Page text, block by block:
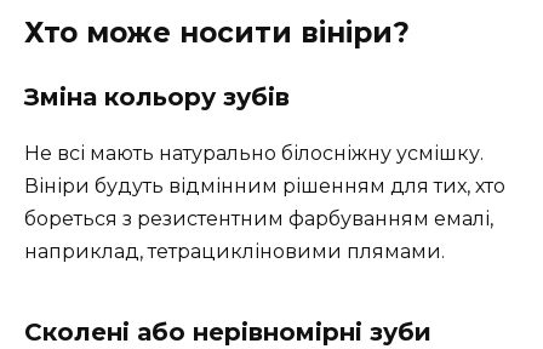
Хто може носити вініри?
Зміна кольору зубів
Не всі мають натурально білосніжну усмішку.
Вініри будуть відмінним рішенням для тих, хто
бореться з резистентним фарбуванням емалі,
наприклад, тетрацикліновими плямами.
Сколені або нерівномірні зуби